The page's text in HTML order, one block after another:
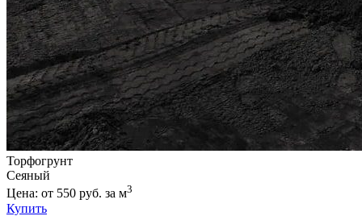
Торфогрунт
Сеяный
Цена: от 550 руб. за м3
Купить